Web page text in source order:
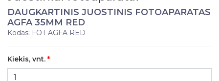
DAUGKARTINIS JUOSTINIS FOTOAPARATAS
AGFA 35MM RED
Kodas: FOT AGFA RED
Kiekis, vnt.